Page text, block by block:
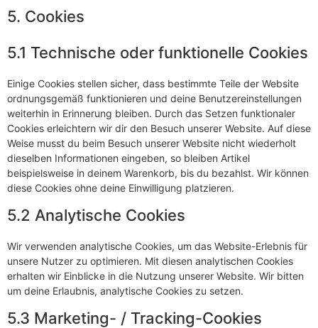
5. Cookies
5.1 Technische oder funktionelle Cookies
Einige Cookies stellen sicher, dass bestimmte Teile der Website
ordnungsgemäß funktionieren und deine Benutzereinstellungen
weiterhin in Erinnerung bleiben. Durch das Setzen funktionaler
Cookies erleichtern wir dir den Besuch unserer Website. Auf diese
Weise musst du beim Besuch unserer Website nicht wiederholt
dieselben Informationen eingeben, so bleiben Artikel
beispielsweise in deinem Warenkorb, bis du bezahlst. Wir können
diese Cookies ohne deine Einwilligung platzieren.
5.2 Analytische Cookies
Wir verwenden analytische Cookies, um das Website-Erlebnis für
unsere Nutzer zu optimieren. Mit diesen analytischen Cookies
erhalten wir Einblicke in die Nutzung unserer Website. Wir bitten
um deine Erlaubnis, analytische Cookies zu setzen.
5.3 Marketing- / Tracking-Cookies